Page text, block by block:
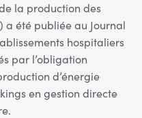
la production des
a été publiée au Journal
hospitaliers
par l’obligation
d’énergie
en gestion directe